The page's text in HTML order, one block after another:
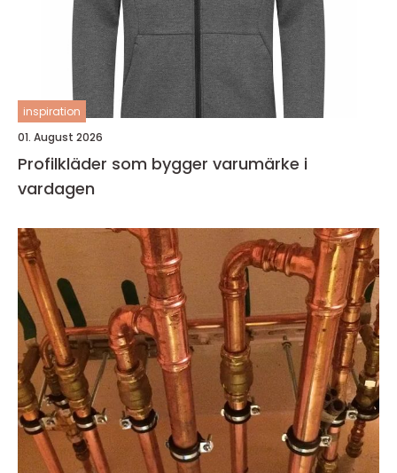
inspiration
01. August 2026
Profilkläder som bygger varumärke i
vardagen